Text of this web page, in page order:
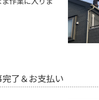
完了＆お支払い